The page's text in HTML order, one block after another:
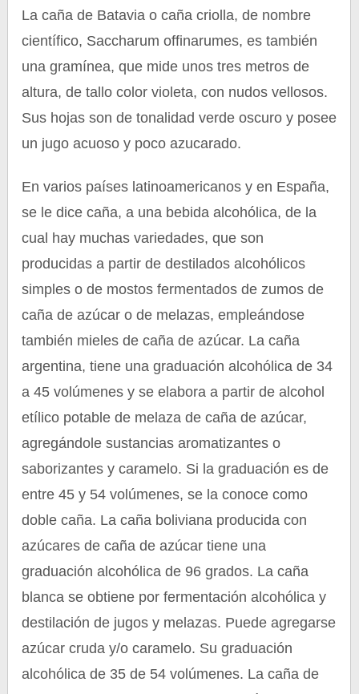
La caña de Batavia o caña criolla, de nombre
científico, Saccharum offinarumes, es también
una gramínea, que mide unos tres metros de
altura, de tallo color violeta, con nudos vellosos.
Sus hojas son de tonalidad verde oscuro y posee
un jugo acuoso y poco azucarado.
En varios países latinoamericanos y en España,
se le dice caña, a una bebida alcohólica, de la
cual hay muchas variedades, que son
producidas a partir de destilados alcohólicos
simples o de mostos fermentados de zumos de
caña de azúcar o de melazas, empleándose
también mieles de caña de azúcar. La caña
argentina, tiene una graduación alcohólica de 34
a 45 volúmenes y se elabora a partir de alcohol
etílico potable de melaza de caña de azúcar,
agregándole sustancias aromatizantes o
saborizantes y caramelo. Si la graduación es de
entre 45 y 54 volúmenes, se la conoce como
doble caña. La caña boliviana producida con
azúcares de caña de azúcar tiene una
graduación alcohólica de 96 grados. La caña
blanca se obtiene por fermentación alcohólica y
destilación de jugos y melazas. Puede agregarse
azúcar cruda y/o caramelo. Su graduación
alcohólica de 35 de 54 volúmenes. La caña de